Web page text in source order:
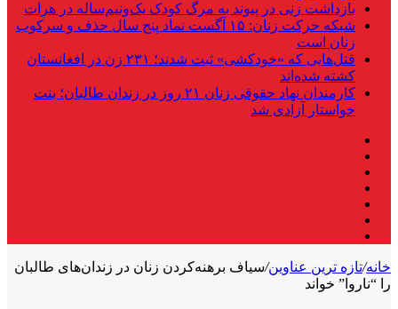
بازداشت زنی در پیوند به مرگ کودک یک‌ونیم‌ساله در هرات
شبکه حرکت زنان: ۱۵ آگست نماد پنج سال حذف و سرکوب
زنان است
قتل‌هایی که «خودکشی» ثبت شدند؛ ۲۳۱ زن در افغانستان
کشته شده‌اند
کارمندان نهاد حقوقی زنان ۲۱ روز در زندان طالبان؛ بنت
خواستار آزادی شد
خانه/تازه ترین عناوین/سیاف برهنه‌کردن زنان در زندان‌های طالبان
را “ناروا” خواند